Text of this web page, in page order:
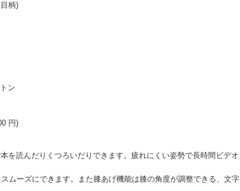
柄)
ン
円)
を読んだりくつろいだりできます。疲れにくい姿勢で長時間ビデオ
ムーズにできます。また膝あげ機能は膝の角度が調整できる、文字